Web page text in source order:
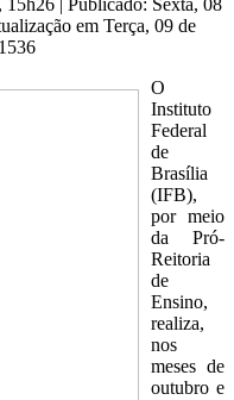
15h26 | Publicado: Sexta, 08
em Terça, 09 de
O
Instituto
Federal
de
Brasília
(IFB),
por meio
da Pró-
Reitoria
de
Ensino,
realiza,
nos
meses de
outubro e